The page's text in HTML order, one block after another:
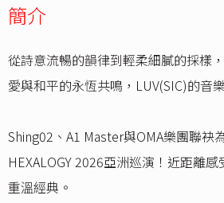
簡介
從詩意流暢的韻律到輕柔細膩的採樣
愛與和平的永恆共鳴，LUV(SIC)的音
Shing02、A1 Master與OMA樂團聯袂
HEXALOGY 2026亞洲巡演！近距離
重溫經典。